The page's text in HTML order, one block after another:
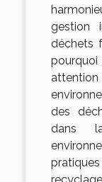
gestion
déchets
pourquoi
attention
des
dans